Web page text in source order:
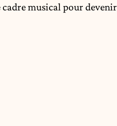
cadre musical pour devenir